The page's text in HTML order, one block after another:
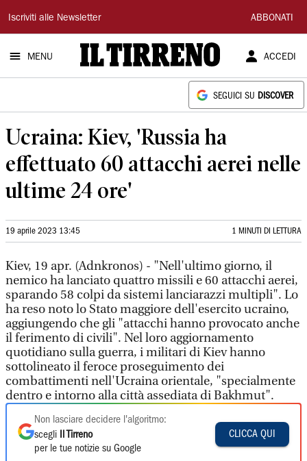
Il
Tirreno
Iscriviti alle Newsletter ABBONATI
MENU ACCEDI
SEGUICI SU DISCOVER
Ucraina: Kiev, 'Russia ha
effettuato 60 attacchi aerei nelle
ultime 24 ore'
19 aprile 2023 13:45 1 MINUTI DI LETTURA
Kiev, 19 apr. (Adnkronos) - "Nell'ultimo giorno, il
nemico ha lanciato quattro missili e 60 attacchi aerei,
sparando 58 colpi da sistemi lanciarazzi multipli". Lo
ha reso noto lo Stato maggiore dell'esercito ucraino,
aggiungendo che gli "attacchi hanno provocato anche
il ferimento di civili". Nel loro aggiornamento
quotidiano sulla guerra, i militari di Kiev hanno
sottolineato il feroce proseguimento dei
combattimenti nell'Ucraina orientale, "specialmente
dentro e intorno alla città assediata di Bakhmut".
Non lasciare decidere l'algoritmo:
scegli
Il Tirreno
per le tue notizie su Google
CLICCA QUI